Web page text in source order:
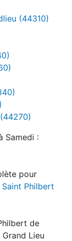
(44310)
Samedi :
pour
Saint Philbert
de
Lieu